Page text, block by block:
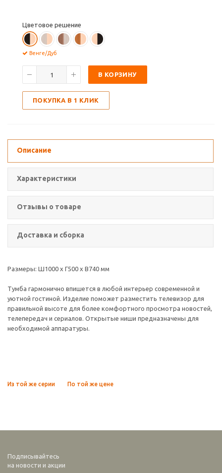
Цветовое решение
Венге/Дуб
В КОРЗИНУ
ПОКУПКА В 1 КЛИК
Описание
Характеристики
Отзывы о товаре
Доставка и сборка
Размеры: Ш1000 х Г500 х В740 мм
Тумба гармонично впишется в любой интерьер современной и
уютной гостиной. Изделие поможет разместить телевизор для
правильной высоте для более комфортного просмотра новостей,
телепередач и сериалов. Открытые ниши предназначены для
необходимой аппаратуры.
Из той же серии По той же цене
Подписывайтесь
на новости и акции